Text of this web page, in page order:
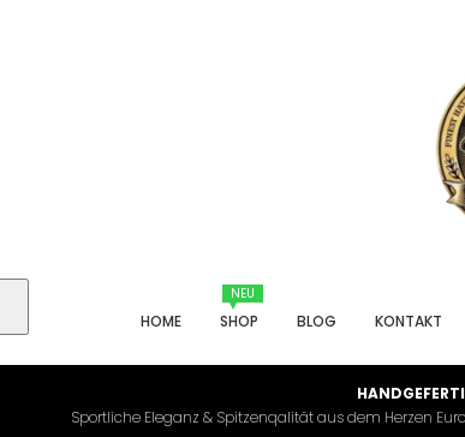
HOME
NEU
SHOP BLOG KONTAKT
Sportliche Eleganz & Spitzenqalität aus dem Herzen